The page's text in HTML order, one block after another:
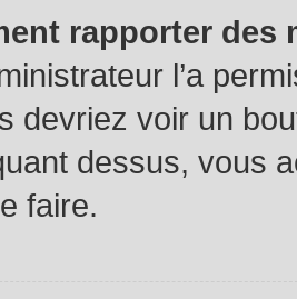
rapporter des
l’a
devriez voir un
dessus, vous
faire.